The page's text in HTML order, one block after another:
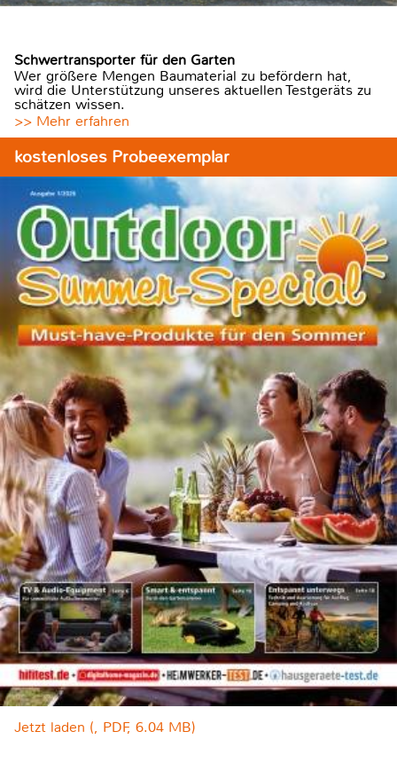
Schwertransporter für den Garten
Wer größere Mengen Baumaterial zu befördern hat,
wird die Unterstützung unseres aktuellen Testgeräts zu
schätzen wissen.
>> Mehr erfahren
kostenloses Probeexemplar
Jetzt laden (, PDF, 6.04 MB)